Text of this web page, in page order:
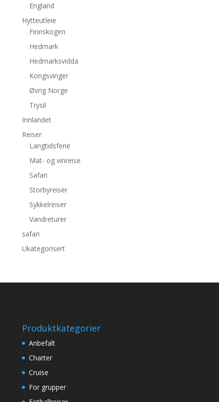
England
Hytteutleie
Finnskogen
Hedmark
Hedmarksvidda
Kongsvinger
Øvrig Norge
Trysil
Innlandet
Reiser
Langtidsferie
Mat- og vinreise
Safari
Storbyreiser
Sykkelreiser
Vandreturer
safari
Ukategorisert
Produktkategorier
Anbefalt
Charter
Cruise
For grupper